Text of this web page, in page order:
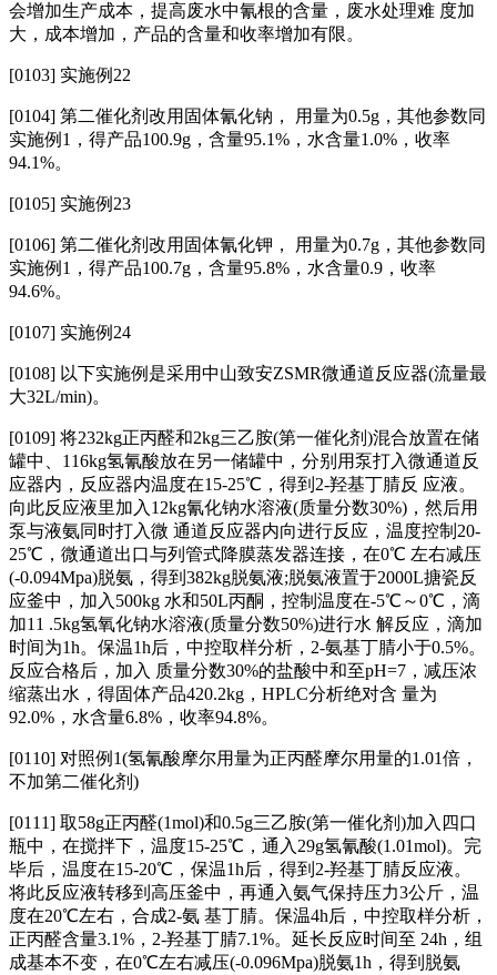
会增加生产成本，提高废水中氰根的含量，废水处理难 度加
大，成本增加，产品的含量和收率增加有限。
[0103] 实施例22
[0104] 第二催化剂改用固体氰化钠， 用量为0.5g，其他参数同
实施例1，得产品100.9g，含量95.1%，水含量1.0%，收率
94.1%。
[0105] 实施例23
[0106] 第二催化剂改用固体氰化钾， 用量为0.7g，其他参数同
实施例1，得产品100.7g，含量95.8%，水含量0.9，收率
94.6%。
[0107] 实施例24
[0108] 以下实施例是采用中山致安ZSMR微通道反应器(流量最
大32L/min)。
[0109] 将232kg正丙醛和2kg三乙胺(第一催化剂)混合放置在储
罐中、116kg氢氰酸放在另一储罐中，分别用泵打入微通道反
应器内，反应器内温度在15-25℃，得到2-羟基丁腈反 应液。
向此反应液里加入12kg氰化钠水溶液(质量分数30%)，然后用
泵与液氨同时打入微 通道反应器内向进行反应，温度控制20-
25℃，微通道出口与列管式降膜蒸发器连接，在0℃ 左右减压
(-0.094Mpa)脱氨，得到382kg脱氨液;脱氨液置于2000L搪瓷反
应釜中，加入500kg 水和50L丙酮，控制温度在-5℃～0℃，滴
加11 .5kg氢氧化钠水溶液(质量分数50%)进行水 解反应，滴加
时间为1h。保温1h后，中控取样分析，2-氨基丁腈小于0.5%。
反应合格后，加入 质量分数30%的盐酸中和至pH=7，减压浓
缩蒸出水，得固体产品420.2kg，HPLC分析绝对含 量为
92.0%，水含量6.8%，收率94.8%。
[0110] 对照例1(氢氰酸摩尔用量为正丙醛摩尔用量的1.01倍，
不加第二催化剂)
[0111] 取58g正丙醛(1mol)和0.5g三乙胺(第一催化剂)加入四口
瓶中，在搅拌下，温度15-25℃，通入29g氢氰酸(1.01mol)。完
毕后，温度在15-20℃，保温1h后，得到2-羟基丁腈反应液。
将此反应液转移到高压釜中，再通入氨气保持压力3公斤，温
度在20℃左右，合成2-氨 基丁腈。保温4h后，中控取样分析，
正丙醛含量3.1%，2-羟基丁腈7.1%。延长反应时间至 24h，组
成基本不变，在0℃左右减压(-0.096Mpa)脱氨1h，得到脱氨